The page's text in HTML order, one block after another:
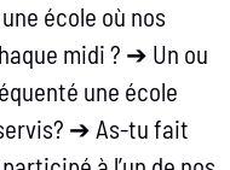
école où nos
midi ? ➔ Un ou
une école
➔ As-tu fait